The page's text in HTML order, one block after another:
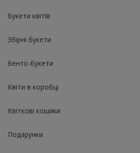
Букети квітів
Збірні букети
Бенто-букети
Квіти в коробці
Квіткові кошики
Подарунки